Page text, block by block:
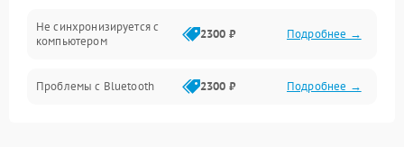
Корпус/Герметичность
Электронные компоненты
Не синхронизируется с
компьютером
2300 ₽ Подробнее →
Проблемы с Bluetooth 2300 ₽ Подробнее →